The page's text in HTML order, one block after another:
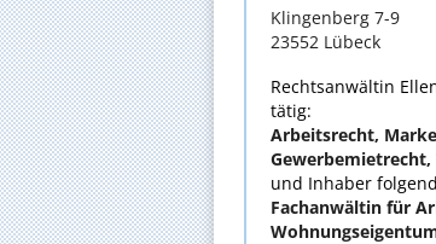
Klingenberg 7-9
23552 Lübeck
Rechtsanwältin
tätig:
Arbeitsrecht,
und Inhaber
Fachanwältin für